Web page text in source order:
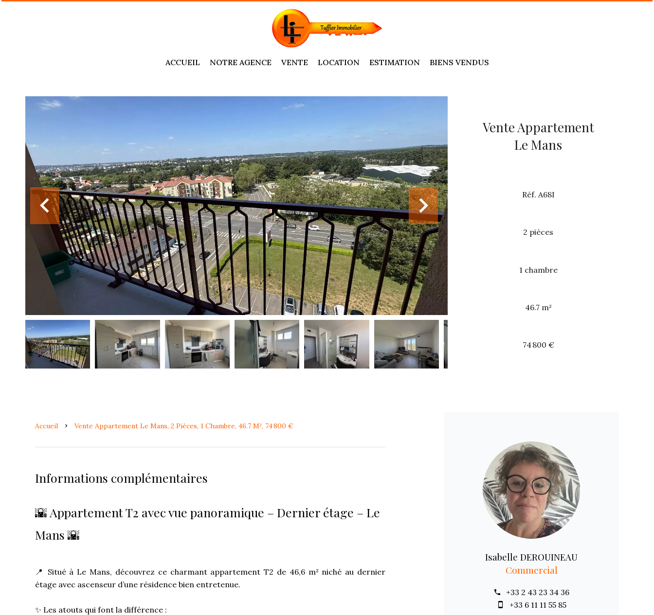
ACCUEIL NOTRE AGENCE VENTE LOCATION ESTIMATION BIENS VENDUS
Vente Appartement
Le Mans
Réf. A68I
2 pièces
1 chambre
46.7 m²
74 800 €
Accueil Vente Appartement Le Mans, 2 Pièces, 1 Chambre, 46.7 M², 74 800 €
Informations complémentaires
🌇 Appartement T2 avec vue panoramique – Dernier étage – Le
Mans 🌇
📍 Situé à Le Mans, découvrez ce charmant appartement T2 de 46,6 m² niché au dernier
étage avec ascenseur d’une résidence bien entretenue.
✨ Les atouts qui font la différence :
Isabelle DEROUINEAU
Commercial
+33 2 43 23 34 36
+33 6 11 11 55 85